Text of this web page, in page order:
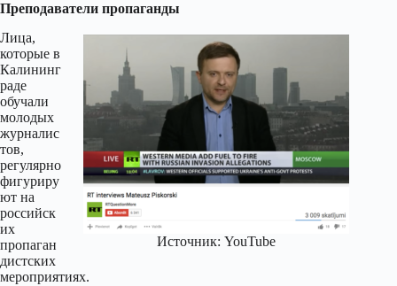
Преподаватели пропаганды
Источник: YouTube
Лица,
которые в
Калининг
раде
обучали
молодых
журналис
тов,
регулярно
фигуриру
ют на
российск
их
пропаган
дистских
мероприятиях.